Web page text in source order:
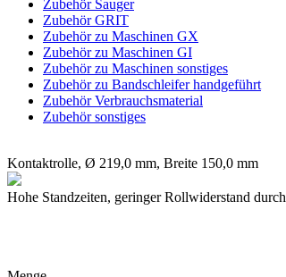
Zubehör Sauger
Zubehör GRIT
Zubehör zu Maschinen GX
Zubehör zu Maschinen GI
Zubehör zu Maschinen sonstiges
Zubehör zu Bandschleifer handgeführt
Zubehör Verbrauchsmaterial
Zubehör sonstiges
Kontaktrolle, Ø 219,0 mm, Breite 150,0 mm
Hohe Standzeiten, geringer Rollwiderstand